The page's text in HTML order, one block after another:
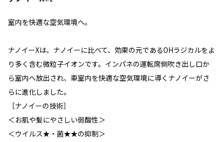
室内を快適な空気環境へ。
ナノイーXは、ナノイーに比べて、効果の元であるOHラジカルをよ
り多く含む微粒子イオンです。インパネの運転席側吹き出し口か
ら室内へ放出され、車室内を快適な空気環境に導くナノイーがさ
らに進化しました。
［ナノイーの技術］
＜お肌や髪にやさしい弱酸性＞
＜ウイルス★・菌★★の抑制＞